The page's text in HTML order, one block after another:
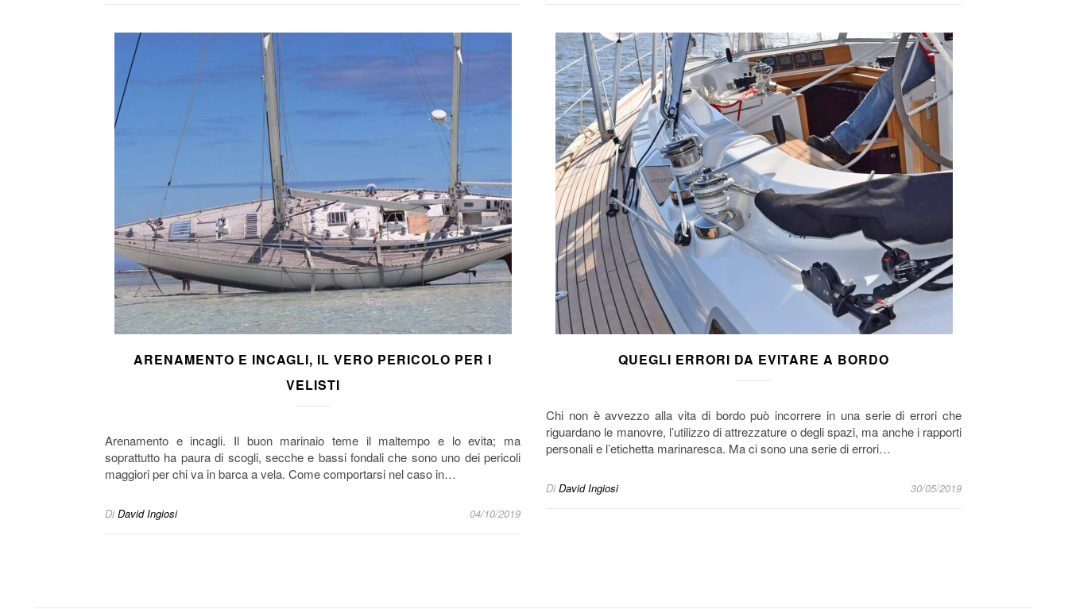
ARENAMENTO E INCAGLI, IL VERO PERICOLO PER I
VELISTI
Arenamento e incagli. Il buon marinaio teme il maltempo e lo evita; ma
soprattutto ha paura di scogli, secche e bassi fondali che sono uno dei pericoli
maggiori per chi va in barca a vela. Come comportarsi nel caso in…
Di David Ingiosi 04/10/2019
QUEGLI ERRORI DA EVITARE A BORDO
Chi non è avvezzo alla vita di bordo può incorrere in una serie di errori che
riguardano le manovre, l’utilizzo di attrezzature o degli spazi, ma anche i rapporti
personali e l’etichetta marinaresca. Ma ci sono una serie di errori…
Di David Ingiosi 30/05/2019